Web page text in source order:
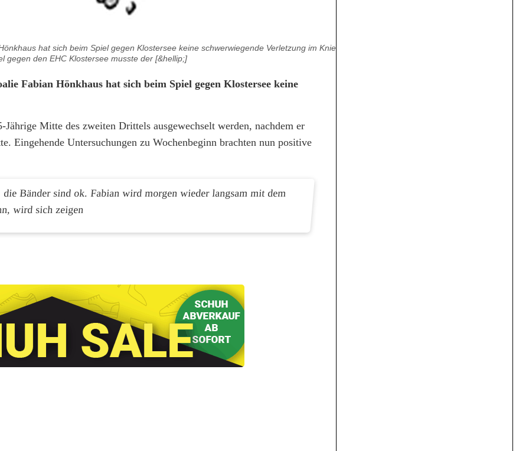
hat sich beim Spiel gegen Klostersee keine schwerwiegende Verletzung im Knie
gegen den EHC Klostersee musste der [&hellip;]
Fabian Hönkhaus hat sich beim Spiel gegen Klostersee keine
Mitte des zweiten Drittels ausgewechselt werden, nachdem er
Eingehende Untersuchungen zu Wochenbeginn brachten nun positive
Bänder sind ok. Fabian wird morgen wieder langsam mit dem
wird sich zeigen